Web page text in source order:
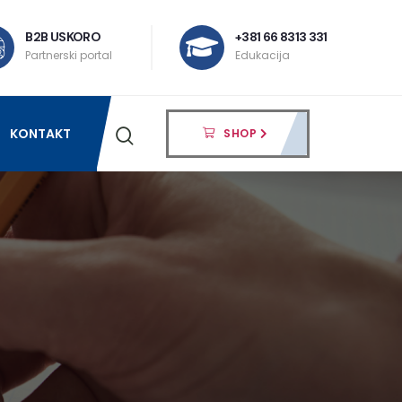
B2B USKORO
Partnerski portal
+381 66 8313 331
Edukacija
KONTAKT SHOP